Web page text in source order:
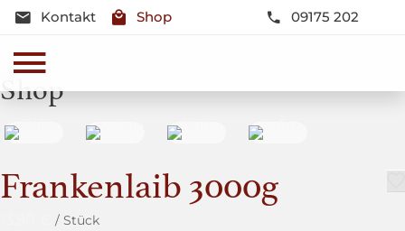
Kontakt Shop 09175 202
Shop
Frankenlaib 3000g